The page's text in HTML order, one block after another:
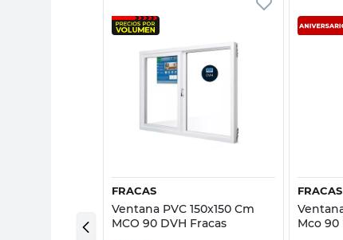
Vista rápida
FRACAS
Ventana PVC 150x150 Cm
MCO 90 DVH Fracas
FRACAS
Mco 90